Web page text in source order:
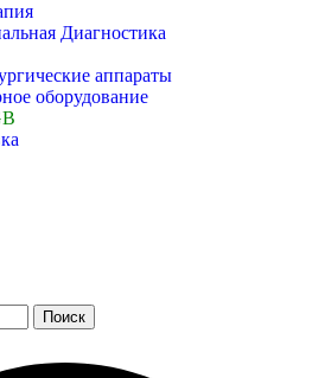
Диагностика
аппараты
оборудование
Поиск